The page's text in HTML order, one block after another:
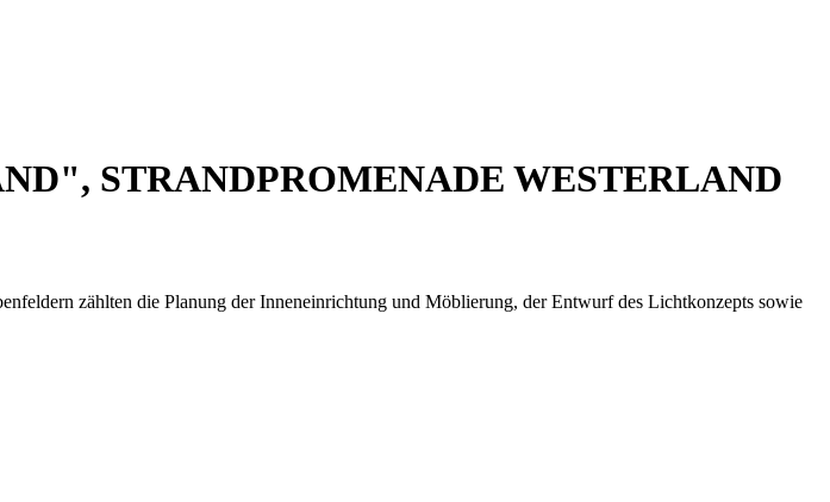
STRANDPROMENADE WESTERLAND
zählten die Planung der Inneneinrichtung und Möblierung, der Entwurf des Lichtkonzepts sowie